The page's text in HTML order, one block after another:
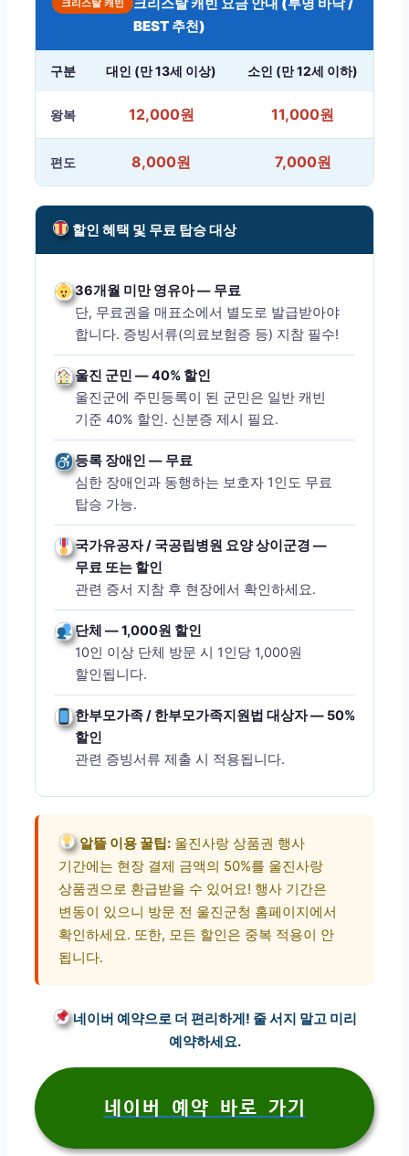
크리스탈 캐빈
BEST 추천)
구분 대인 (만 13세 이상) 소인 (만 12세 이하)
왕복 12,000원 11,000원
편도 8,000원 7,000원
할인 혜택 및 무료 탑승 대상
36개월 미만 영유아 — 무료
단, 무료권을 매표소에서 별도로 발급받아야
합니다. 증빙서류(의료보험증 등) 지참 필수!
울진 군민 — 40% 할인
울진군에 주민등록이 된 군민은 일반 캐빈
기준 40% 할인. 신분증 제시 필요.
등록 장애인 — 무료
심한 장애인과 동행하는 보호자 1인도 무료
탑승 가능.
국가유공자 / 국공립병원 요양 상이군경 —
무료 또는 할인
관련 증서 지참 후 현장에서 확인하세요.
단체 — 1,000원 할인
10인 이상 단체 방문 시 1인당 1,000원
할인됩니다.
한부모가족 / 한부모가족지원법 대상자 — 50%
할인
관련 증빙서류 제출 시 적용됩니다.
알뜰 이용 꿀팁: 울진사랑 상품권 행사
기간에는 현장 결제 금액의 50%를 울진사랑
상품권으로 환급받을 수 있어요! 행사 기간은
변동이 있으니 방문 전 울진군청 홈페이지에서
확인하세요. 또한, 모든 할인은 중복 적용이 안
됩니다.
네이버 예약으로 더 편리하게! 줄 서지 말고 미리
예약하세요.
네이버 예약 바로 가기